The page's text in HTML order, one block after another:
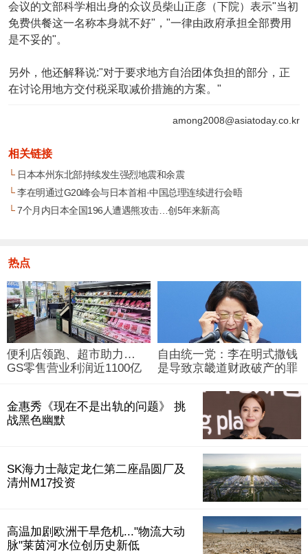
会议的文部科学相出身的众议员柴山正彦（下院）表示"当初
免费供餐这一名称本身就不好"，"一律由政府承担全部费用
是不妥的"。
另外，他还解释说:"对于要求地方自治团体负担的部分，正
在讨论用地方交付税采取减价措施的方案。"
among2008@asiatoday.co.kr
相关链接
└日本本州东北部持续发生强烈地震和余震
└李在明通过G20峰会与日本首相·中国总理连续进行会晤
└7个月内日本全国196人遭遇熊攻击…创5年来新高
热点
便利店领跑、超市助力…
GS零售营业利润近1100亿
自由统一党：李在明式撒钱
是导致京畿道财政破产的罪
金惠秀《现在不是出轨的问题》 挑
战黑色幽默
SK海力士敲定龙仁第二座晶圆厂及
清州M17投资
高温加剧欧洲干旱危机..."物流大动
脉"莱茵河水位创历史新低